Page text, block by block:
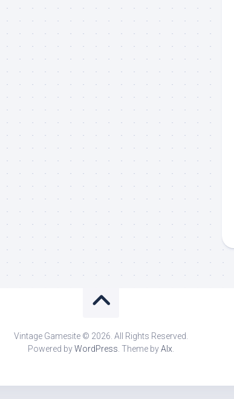
Vintage Gamesite © 2026. All Rights Reserved.
Powered byWordPress . Theme byAlx